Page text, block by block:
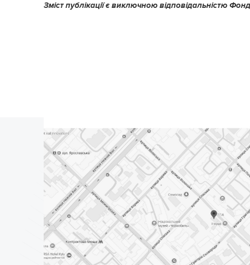
Зміст публікації є виключною відповідальністю